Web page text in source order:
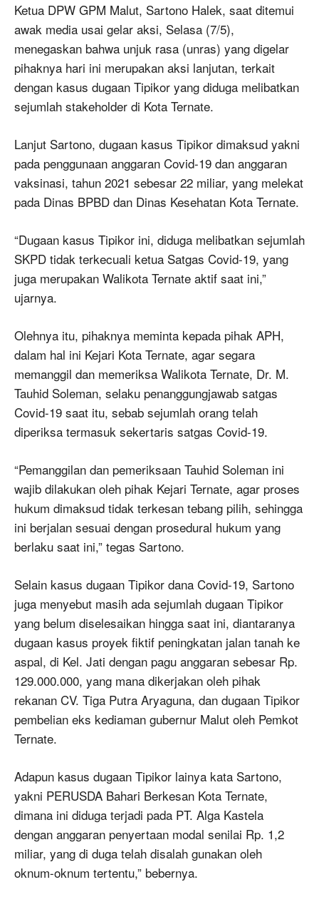
Ketua DPW GPM Malut, Sartono Halek, saat ditemui
awak media usai gelar aksi, Selasa (7/5),
menegaskan bahwa unjuk rasa (unras) yang digelar
pihaknya hari ini merupakan aksi lanjutan, terkait
dengan kasus dugaan Tipikor yang diduga melibatkan
sejumlah stakeholder di Kota Ternate.
Lanjut Sartono, dugaan kasus Tipikor dimaksud yakni
pada penggunaan anggaran Covid-19 dan anggaran
vaksinasi, tahun 2021 sebesar 22 miliar, yang melekat
pada Dinas BPBD dan Dinas Kesehatan Kota Ternate.
“Dugaan kasus Tipikor ini, diduga melibatkan sejumlah
SKPD tidak terkecuali ketua Satgas Covid-19, yang
juga merupakan Walikota Ternate aktif saat ini,”
ujarnya.
Olehnya itu, pihaknya meminta kepada pihak APH,
dalam hal ini Kejari Kota Ternate, agar segara
memanggil dan memeriksa Walikota Ternate, Dr. M.
Tauhid Soleman, selaku penanggungjawab satgas
Covid-19 saat itu, sebab sejumlah orang telah
diperiksa termasuk sekertaris satgas Covid-19.
“Pemanggilan dan pemeriksaan Tauhid Soleman ini
wajib dilakukan oleh pihak Kejari Ternate, agar proses
hukum dimaksud tidak terkesan tebang pilih, sehingga
ini berjalan sesuai dengan prosedural hukum yang
berlaku saat ini,” tegas Sartono.
Selain kasus dugaan Tipikor dana Covid-19, Sartono
juga menyebut masih ada sejumlah dugaan Tipikor
yang belum diselesaikan hingga saat ini, diantaranya
dugaan kasus proyek fiktif peningkatan jalan tanah ke
aspal, di Kel. Jati dengan pagu anggaran sebesar Rp.
129.000.000, yang mana dikerjakan oleh pihak
rekanan CV. Tiga Putra Aryaguna, dan dugaan Tipikor
pembelian eks kediaman gubernur Malut oleh Pemkot
Ternate.
Adapun kasus dugaan Tipikor lainya kata Sartono,
yakni PERUSDA Bahari Berkesan Kota Ternate,
dimana ini diduga terjadi pada PT. Alga Kastela
dengan anggaran penyertaan modal senilai Rp. 1,2
miliar, yang di duga telah disalah gunakan oleh
oknum-oknum tertentu,” bebernya.